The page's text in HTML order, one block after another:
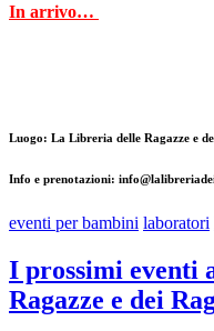
In arrivo…
Luogo: La Libreria delle Ragazze e
Info e prenotazioni:
eventi per bambini laboratori
I prossimi eventi
Ragazze e dei